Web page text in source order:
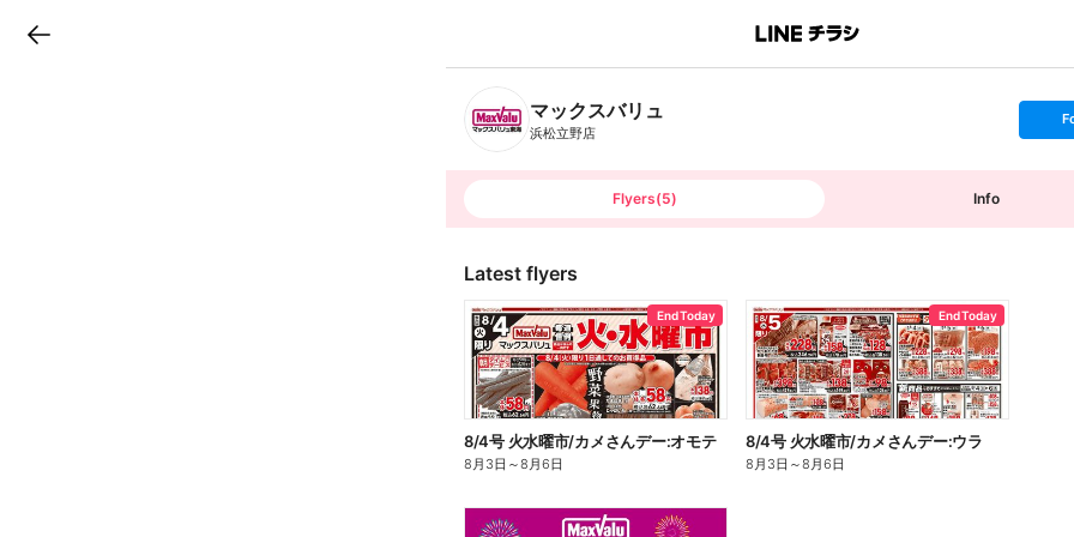
B
n
T
マックスバリュ
浜松立野店
s
t
o
Flyers(5) Info
Latest flyers
End Today
8/4号 火水曜市/カメさんデー:オモテ
8月3日 ～8月6日
End Today
8/4号 火水曜市/カメさんデー:ウラ
8月3日 ～8月6日